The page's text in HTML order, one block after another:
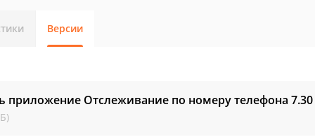
Версии
приложение Отслеживание по номеру телефона 7.30